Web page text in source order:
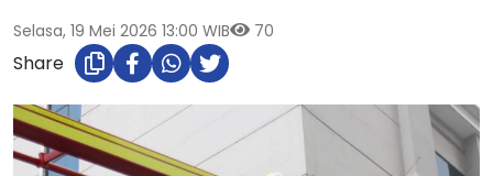
Selasa, 19 Mei 2026 13:00 WIB 70
Share